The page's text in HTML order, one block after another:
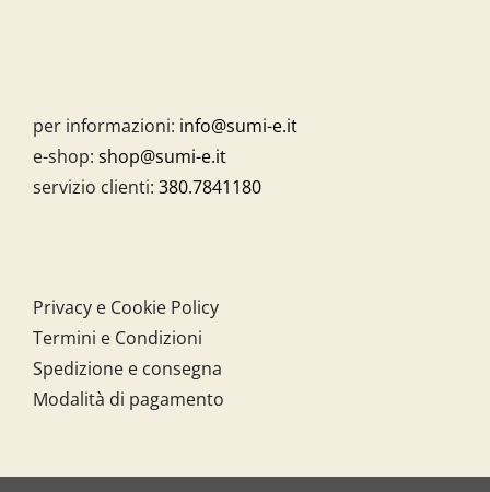
per informazioni: info@sumi-e.it
e-shop: shop@sumi-e.it
servizio clienti: 380.7841180
Privacy e Cookie Policy
Termini e Condizioni
Spedizione e consegna
Modalità di pagamento